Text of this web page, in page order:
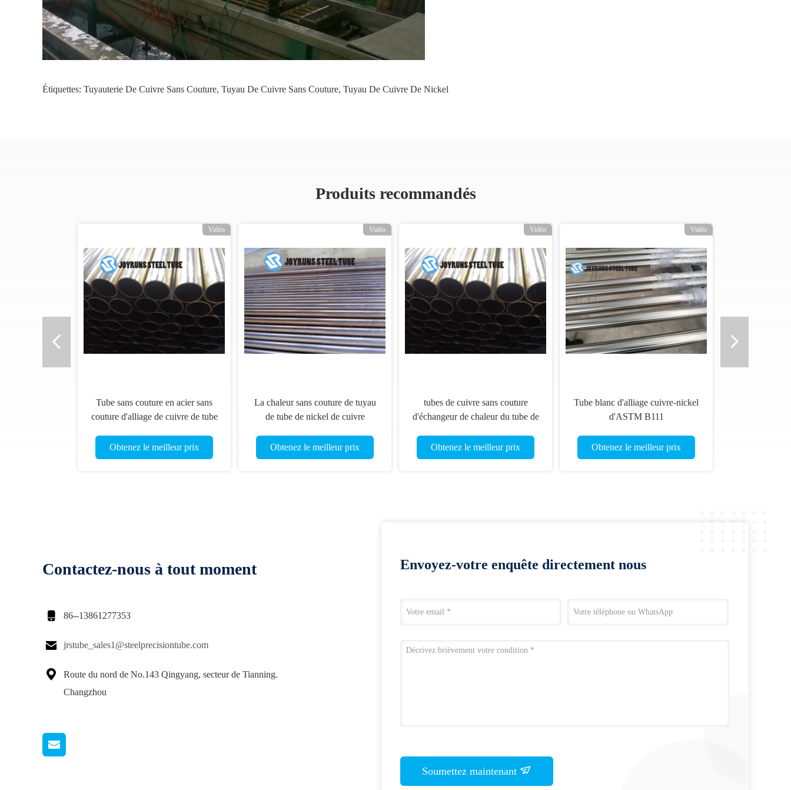
Étiquettes: Tuyauterie De Cuivre Sans Couture, Tuyau De Cuivre Sans Couture, Tuyau De Cuivre De Nickel
Produits recommandés
Vidéo
Tube sans couture en acier sans
couture d'alliage de cuivre de tube
des échangeurs de chaleur
Obtenez le meilleur prix
Vidéo
La chaleur sans couture de tuyau
de tube de nickel de cuivre
rond de C7060T JIS H3300
Obtenez le meilleur prix
Vidéo
tubes de cuivre sans couture
d'échangeur de chaleur du tube de
19.05mm*2.11mm
Obtenez le meilleur prix
Vidéo
Tube blanc d'alliage cuivre-nickel
d'ASTM B111
Obtenez le meilleur prix
Contactez-nous à tout moment
 86--13861277353
 jrstube_sales1@steelprecisiontube.com

Route du nord de No.143 Qingyang, secteur de Tianning.
Changzhou
Envoyez-votre enquête directement nous
Soumettez maintenant